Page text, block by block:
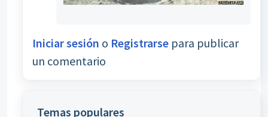
Iniciar sesión o Registrarse para publicar
un comentario
Temas populares